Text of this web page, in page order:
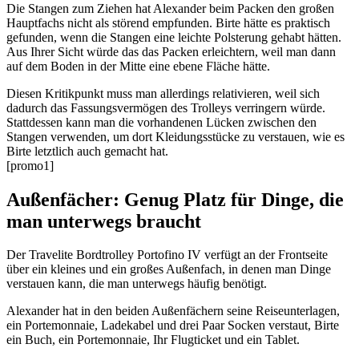
Die Stangen zum Ziehen hat Alexander beim Packen den großen
Hauptfachs nicht als störend empfunden. Birte hätte es praktisch
gefunden, wenn die Stangen eine leichte Polsterung gehabt hätten.
Aus Ihrer Sicht würde das das Packen erleichtern, weil man dann
auf dem Boden in der Mitte eine ebene Fläche hätte.
Diesen Kritikpunkt muss man allerdings relativieren, weil sich
dadurch das Fassungsvermögen des Trolleys verringern würde.
Stattdessen kann man die vorhandenen Lücken zwischen den
Stangen verwenden, um dort Kleidungsstücke zu verstauen, wie es
Birte letztlich auch gemacht hat.
[promo1]
Außenfächer: Genug Platz für Dinge, die
man unterwegs braucht
Der Travelite Bordtrolley Portofino IV verfügt an der Frontseite
über ein kleines und ein großes Außenfach, in denen man Dinge
verstauen kann, die man unterwegs häufig benötigt.
Alexander hat in den beiden Außenfächern seine Reiseunterlagen,
ein Portemonnaie, Ladekabel und drei Paar Socken verstaut, Birte
ein Buch, ein Portemonnaie, Ihr Flugticket und ein Tablet.